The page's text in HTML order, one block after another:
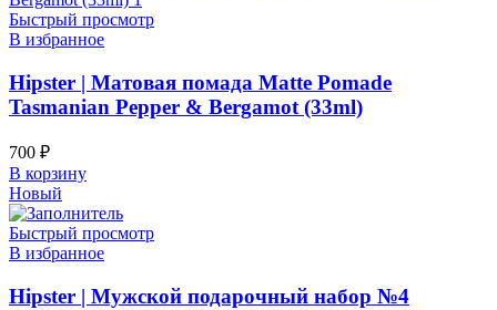
Быстрый просмотр
В избранное
Hipster | Матовая помада Matte Pomade
Tasmanian Pepper & Bergamot (33ml)
700 ₽
В корзину
Новый
Быстрый просмотр
В избранное
Hipster | Мужской подарочный набор №4